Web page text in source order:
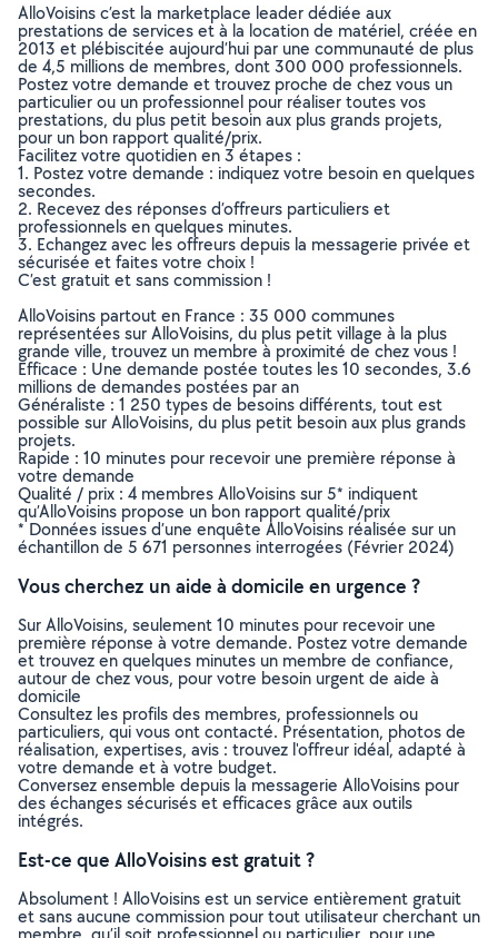
AlloVoisins c’est la marketplace leader dédiée aux
prestations de services et à la location de matériel, créée en
2013 et plébiscitée aujourd’hui par une communauté de plus
de 4,5 millions de membres, dont 300 000 professionnels.
Postez votre demande et trouvez proche de chez vous un
particulier ou un professionnel pour réaliser toutes vos
prestations, du plus petit besoin aux plus grands projets,
pour un bon rapport qualité/prix.
Facilitez votre quotidien en 3 étapes :
1. Postez votre demande : indiquez votre besoin en quelques
secondes.
2. Recevez des réponses d’offreurs particuliers et
professionnels en quelques minutes.
3. Echangez avec les offreurs depuis la messagerie privée et
sécurisée et faites votre choix !
C’est gratuit et sans commission !
AlloVoisins partout en France : 35 000 communes
représentées sur AlloVoisins, du plus petit village à la plus
grande ville, trouvez un membre à proximité de chez vous !
Efficace : Une demande postée toutes les 10 secondes, 3.6
millions de demandes postées par an
Généraliste : 1 250 types de besoins différents, tout est
possible sur AlloVoisins, du plus petit besoin aux plus grands
projets.
Rapide : 10 minutes pour recevoir une première réponse à
votre demande
Qualité / prix : 4 membres AlloVoisins sur 5* indiquent
qu’AlloVoisins propose un bon rapport qualité/prix
* Données issues d’une enquête AlloVoisins réalisée sur un
échantillon de 5 671 personnes interrogées (Février 2024)
Vous cherchez un aide à domicile en urgence ?
Sur AlloVoisins, seulement 10 minutes pour recevoir une
première réponse à votre demande. Postez votre demande
et trouvez en quelques minutes un membre de confiance,
autour de chez vous, pour votre besoin urgent de aide à
domicile
Consultez les profils des membres, professionnels ou
particuliers, qui vous ont contacté. Présentation, photos de
réalisation, expertises, avis : trouvez l'offreur idéal, adapté à
votre demande et à votre budget.
Conversez ensemble depuis la messagerie AlloVoisins pour
des échanges sécurisés et efficaces grâce aux outils
intégrés.
Est-ce que AlloVoisins est gratuit ?
Absolument ! AlloVoisins est un service entièrement gratuit
et sans aucune commission pour tout utilisateur cherchant un